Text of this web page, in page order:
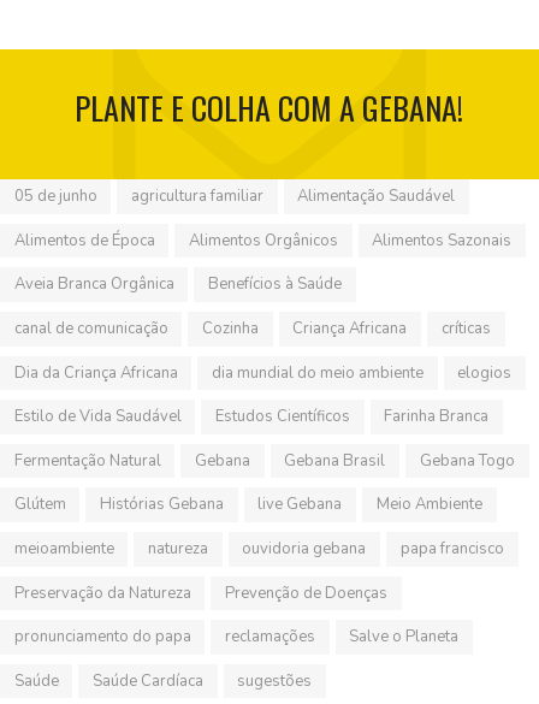
PLANTE E COLHA COM A GEBANA!
05 de junho agricultura familiar Alimentação Saudável
Alimentos de Época Alimentos Orgânicos Alimentos Sazonais
Aveia Branca Orgânica Benefícios à Saúde
canal de comunicação Cozinha Criança Africana críticas
Dia da Criança Africana dia mundial do meio ambiente elogios
Estilo de Vida Saudável Estudos Científicos Farinha Branca
Fermentação Natural Gebana Gebana Brasil Gebana Togo
Glútem Histórias Gebana live Gebana Meio Ambiente
meioambiente natureza ouvidoria gebana papa francisco
Preservação da Natureza Prevenção de Doenças
pronunciamento do papa reclamações Salve o Planeta
Saúde Saúde Cardíaca sugestões